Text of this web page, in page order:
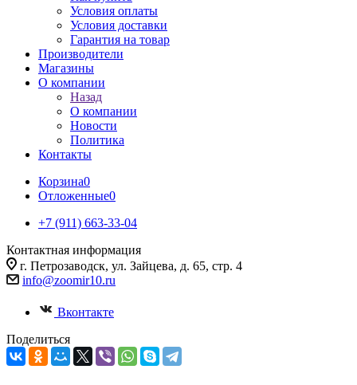
Условия оплаты
Условия доставки
Гарантия на товар
Производители
Магазины
О компании
Назад
О компании
Новости
Политика
Контакты
Корзина0
Отложенные0
+7 (911) 663-33-04
Контактная информация
г. Петрозаводск, ул. Зайцева, д. 65, стр. 4
info@zoomir10.ru
Вконтакте
Поделиться